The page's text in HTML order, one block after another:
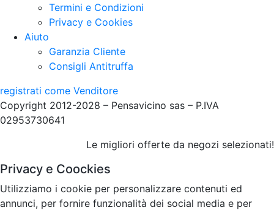
Termini e Condizioni
Privacy e Cookies
Aiuto
Garanzia Cliente
Consigli Antitruffa
registrati come Venditore
Copyright 2012-2028 – Pensavicino sas – P.IVA
02953730641
Le migliori offerte da negozi selezionati!
Privacy e Coockies
Utilizziamo i cookie per personalizzare contenuti ed
annunci, per fornire funzionalità dei social media e per